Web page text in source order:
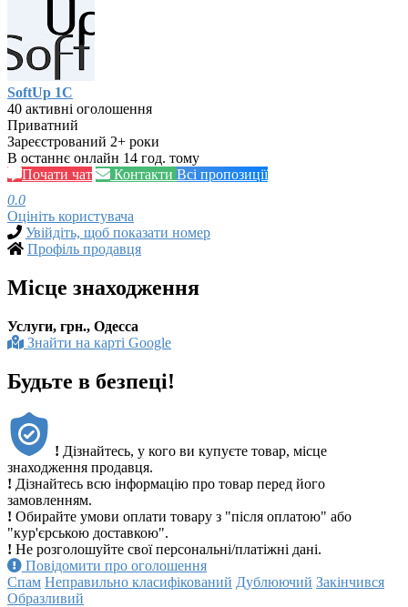
SoftUp 1C
40 активні оголошення
Приватний
Зареєстрований 2+ роки
В останнє онлайн 14 год. тому
Почати чат
Контакти Всі пропозиції
0.0
Оцініть користувача
Увійдіть, щоб показати номер
Профіль продавця
Місце знаходження
Услуги, грн., Одесса
Знайти на карті Google
Будьте в безпеці!
! Дізнайтесь, у кого ви купуєте товар, місце
знаходження продавця.
! Дізнайтесь всю інформацію про товар перед його
замовленням.
! Обирайте умови оплати товару з "після оплатою" або
"кур'єрською доставкою".
! Не розголошуйте свої персональні/платіжні дані.
Повідомити про оголошення
Спам Неправильно класифікований Дублюючий Закінчився
Образливий